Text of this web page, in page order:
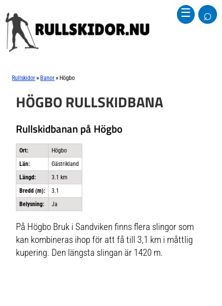
☰ ⌕
Rullskidor » Banor » Högbo
HÖGBO RULLSKIDBANA
Rullskidbanan på Högbo
Ort:
Högbo
Län:
Gästrikland
Längd:
3.1 km
Bredd (m):
3.1
Belysning:
Ja
På Högbo Bruk i Sandviken finns flera slingor som
kan kombineras ihop för att få till 3,1 km i måttlig
kupering. Den längsta slingan är 1420 m.